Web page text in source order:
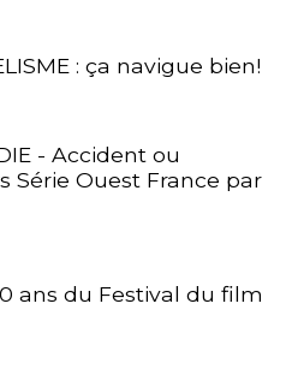
: ça navigue bien!
- Accident ou
Série Ouest France par
ans du Festival du film